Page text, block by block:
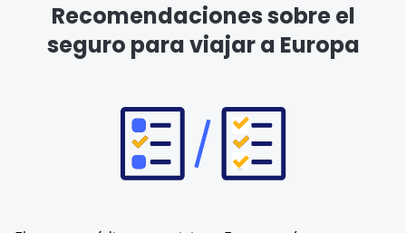
Recomendaciones sobre el
seguro para viajar a Europa